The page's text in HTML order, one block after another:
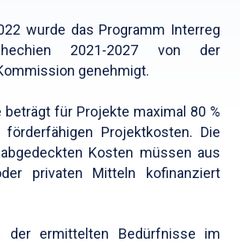
wurde das Programm Interreg
2021-2027 von der
genehmigt.
beträgt für Projekte maximal 80 %
Projektkosten. Die
Kosten müssen aus
privaten Mitteln kofinanziert
der ermittelten Bedürfnisse im